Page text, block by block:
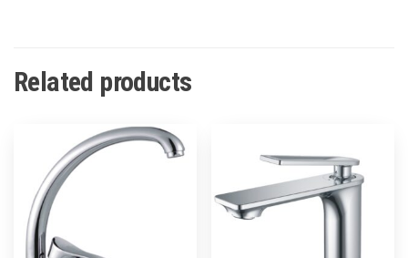
Related products